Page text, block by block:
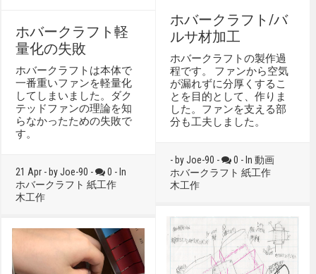
ホバークラフト/バ
ルサ材加工
ホバークラフトの製作過
程です。 ファンから空気
が漏れずに分厚くするこ
とを目的として、作りま
した。ファンを支える部
分も工夫しました。
- by Joe-90 - 0 - In動画
ホバークラフト 紙工作
木工作
ホバークラフト軽
量化の失敗
ホバークラフトは本体で
一番重いファンを軽量化
してしまいました。ダク
テッドファンの理論を知
らなかったための失敗で
す。
21 Apr - by Joe-90 -
0 - In
ホバークラフト 紙工作
木工作